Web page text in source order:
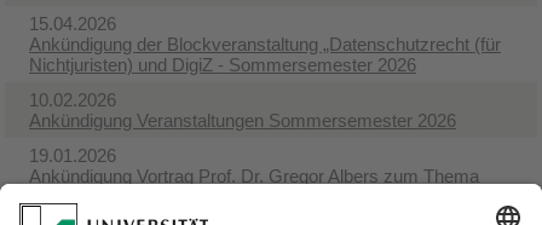
15.04.2026
Ankündigung der Blockveranstaltung „Datenschutzrecht (für
Nichtjuristen) und DigiZ - Sommersemester 2026
10.02.2026
Ankündigung Veranstaltungen Sommersemester 2026
19.01.2026
Ankündigung Vortrag Prof. Dr. Gregor Albers zum Thema